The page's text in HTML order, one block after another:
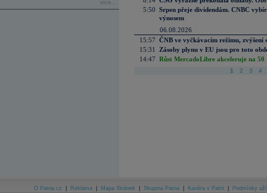
více...
5:50 Srpen přeje dividendám. CNBC
výnosem
06.08.2026
15:57 ČNB ve vyčkávacím režimu, zvýšení
15:31
Zásoby plynu v EU jsou pro toto
14:47 Růst MercadoLibre akceleruje na
1 2 3 4
O Patria.cz Reklama Mapa Stránek Skupina Patria Kariéra v Patrii Podmínky